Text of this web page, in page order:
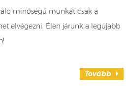
minőségű munkát csak a
elvégezni. Élen járunk a legújabb
Tovább